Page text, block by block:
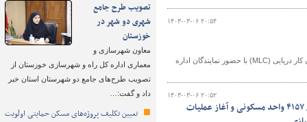
تصویب طرح‌ جامع
شهری دو شهر در
خوزستان
معاون شهرسازی و
معماری اداره کل راه و شهرسازی خوزستان از
تصویب طرح‌های جامع دو شهرستان استان خبر
داد و گفت:…
تعیین تکلیف پروژه‌های مسکن حمایتی اولویت
۱۴۰۳-۰۳-۰۶ ۲۰:۵۴
مدیر بنادر و دریانوردی عسلویه گفت: نشست بررسی مشکلات اجرای الزامات کنوانسیون کار دریایی (MLC) با حضور نمایندگان اداره
۱۴۰۳-۰۳-۰۶ ۲۰:۵۲
مهمترین اخبار وزارت راه و شهرسازی| از بهره‌برداری از راه‌آهن یزد-اقلید تا تحویل ۴۱۵۷ واحد مسکونی و آغاز عملیات